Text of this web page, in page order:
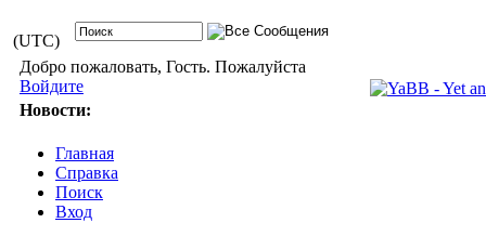
(UTC)
Добро пожаловать, Гость. Пожалуйста
Войдите
Новости:
Главная
Справка
Поиск
Вход